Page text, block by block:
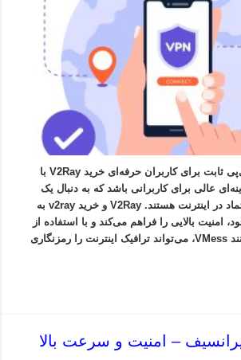
کاربردهای V2Ray با آی‌پی ثابت برای کاربران حرفه‌ای خرید V2Ray با
عالی برای کاربرانی باشد که به دنبال یک
ارتباط پایدار و قابل اعتماد در اینترنت هستند. V2Ray و خرید v2ray به
امنیت بالایی را فراهم می‌کند و با استفاده از
پروتکل‌های پیشرفته مانند VMess، می‌تواند ترافیک اینترنت را رمزنگاری